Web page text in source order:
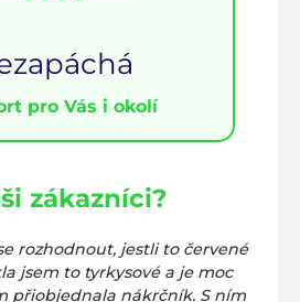
pro Vás i okolí
zákazníci?
rozhodnout, jestli to červené
jsem to tyrkysové a je moc
přiobjednala nákrčník. S ním